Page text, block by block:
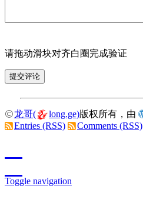
请拖动滑块对齐白圈完成验证
龙哥( long.ge)版权所有，由
Entries (RSS)
Comments (RSS)
Toggle navigation